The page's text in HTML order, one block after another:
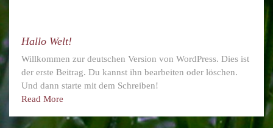
Hallo Welt!
Willkommen zur deutschen Version von WordPress. Dies ist
der erste Beitrag. Du kannst ihn bearbeiten oder löschen.
Und dann starte mit dem Schreiben!
Read More